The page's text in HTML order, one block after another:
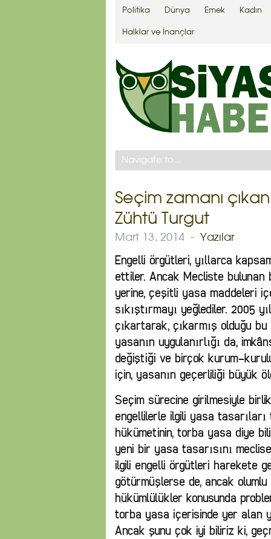
Politika Dünya Emek Kadın
Halklar ve İnançlar
Seçim zamanı
Zühtü Turgut
Mart 13, 2014 - Yazılar
Engelli örgütleri, yıllarca
ettiler. Ancak Mecliste
yerine, çeşitli yasa maddeleri
sıkıştırmayı yeğlediler. 2005
çıkartarak, çıkarmış olduğu
yasanın uygulanırlığı da,
değiştiği ve birçok kurum-
için, yasanın geçerliliği büyük
Seçim sürecine girilmesiyle
engellilerle ilgili yasa
hükümetinin, torba yasa diye
yeni bir yasa tasarısını
ilgili engelli örgütleri harekete
götürmüşlerse de, ancak
hükümlülükler konusunda
torba yasa içerisinde yer alan
Ancak şunu çok iyi biliriz ki,